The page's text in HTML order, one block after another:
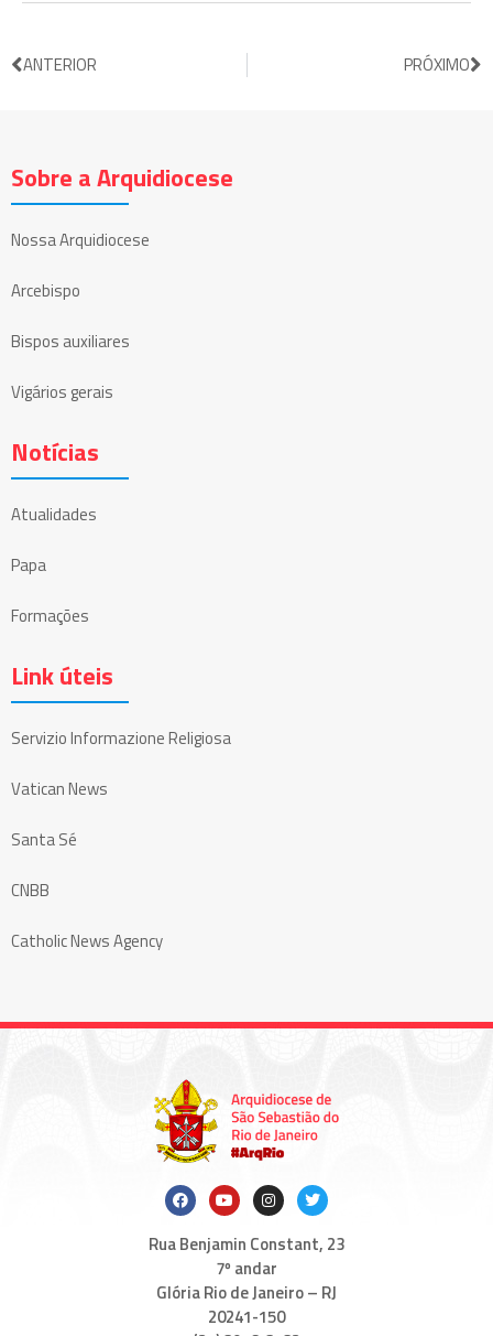
ANTERIOR PRÓXIMO
Sobre a Arquidiocese
Nossa Arquidiocese
Arcebispo
Bispos auxiliares
Vigários gerais
Notícias
Atualidades
Papa
Formações
Link úteis
Servizio Informazione Religiosa
Vatican News
Santa Sé
CNBB
Catholic News Agency
Rua Benjamin Constant, 23
7º andar
Glória Rio de Janeiro – RJ
20241-150